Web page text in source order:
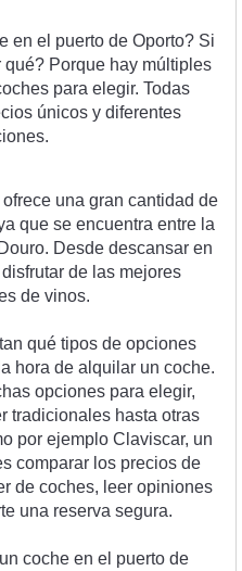
en el puerto de Oporto? Si
qué? Porque hay mú ltiples
hes para elegir. Todas
cios únicos y diferentes
iones.
rece una gran cantidad de
que se encuentra entre la
ro. Desde descansar en
disfrutar de las mejores
de vinos.
an qué tipos de opciones
la hora de al quilar un coche.
as opciones para elegir,
tradicional es hasta otras
o por ejempl o Cl aviscar, un
comparar los precios de
de coches, leer opiniones
una reserva segura.
un coche en el puerto de